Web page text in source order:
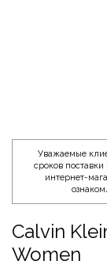
Уважаемые
сроков
интернет-
Calvin
Women